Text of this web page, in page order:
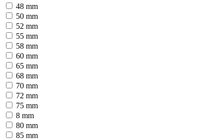
48 mm
50 mm
52 mm
55 mm
58 mm
60 mm
65 mm
68 mm
70 mm
72 mm
75 mm
8 mm
80 mm
85 mm